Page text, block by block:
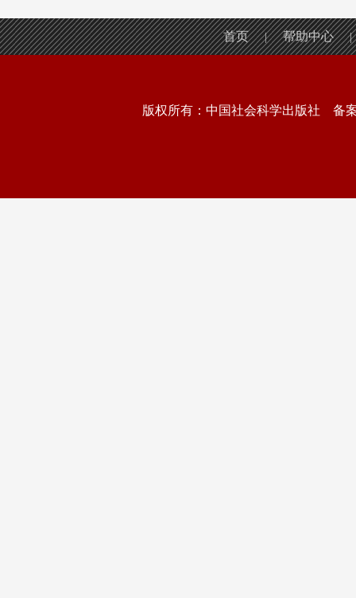
首页 | 帮助中心 |
版权所有：中国社会科学出版社 备